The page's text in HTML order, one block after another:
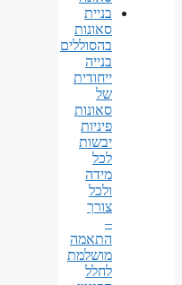
בניית
סאונות
בהסוללים
בנייה
ייחודית
של
סאונות
פיניות
יבשות
לכל
מידה
ולכל
צורך
–
התאמה
מושלמת
לחלל